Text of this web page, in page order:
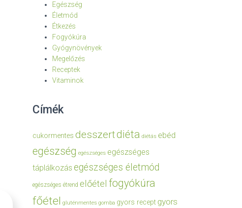
Egészség
Életmód
Étkezés
Fogyókúra
Gyógynövények
Megelőzés
Receptek
Vitaminok
Címék
cukormentes desszertdiéta diétás ebéd
egészség egészséges egészséges
táplálkozás egészséges életmód
egészséges étrend előétel fogyókúra
főétel gluténmentes gomba gyors recept gyors